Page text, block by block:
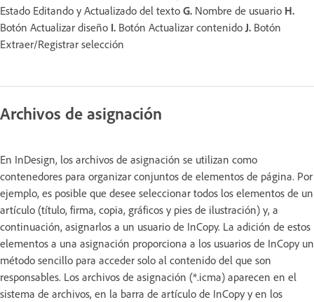
Estado Editando y Actualizado del texto G. Nombre de usuario H.
Botón Actualizar diseño I. Botón Actualizar contenido J. Botón
Extraer/Registrar selección
Archivos de asignación
En InDesign, los archivos de asignación se utilizan como
contenedores para organizar conjuntos de elementos de página. Por
ejemplo, es posible que desee seleccionar todos los elementos de un
artículo (título, firma, copia, gráficos y pies de ilustración) y, a
continuación, asignarlos a un usuario de InCopy. La adición de estos
elementos a una asignación proporciona a los usuarios de InCopy un
método sencillo para acceder solo al contenido del que son
responsables. Los archivos de asignación (*.icma) aparecen en el
sistema de archivos, en la barra de artículo de InCopy y en los